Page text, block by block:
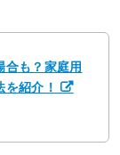
合も？家庭用
紹介！